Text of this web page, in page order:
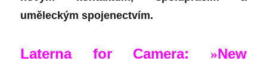
uměleckým spojenectvím.
Laterna for Camera: »New